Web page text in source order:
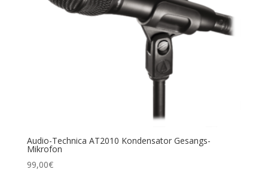
Audio-Tech­ni­ca AT2010 Kon­den­sa­tor Gesangs-
Mikrofon
99,00€